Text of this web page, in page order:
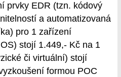
prvky EDR (tzn. kódový
a automatizovaná
pro 1 zařízení
stojí 1.449,- Kč na 1
či virtuální) stojí
formou POC